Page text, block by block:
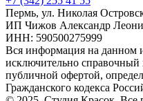
Пермь, ул. Николая
ИП Чижов Александр
ИНН: 590500275999
Вся информация на данном
исключительно справочный
публичной офертой,
Гражданского кодекса